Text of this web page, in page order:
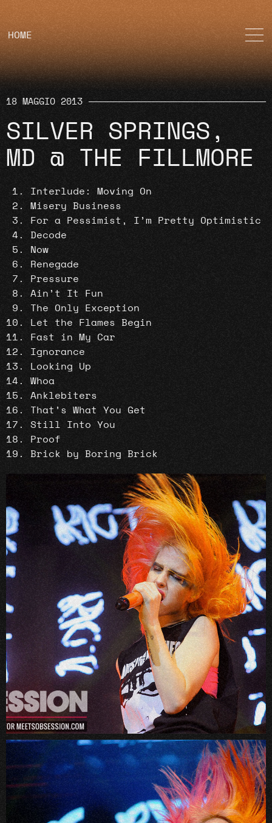
HOME
18 MAGGIO 2013
SILVER SPRINGS,
MD @ THE FILLMORE
Interlude: Moving On
Misery Business
For a Pessimist, I’m Pretty Optimistic
Decode
Now
Renegade
Pressure
Ain’t It Fun
The Only Exception
Let the Flames Begin
Fast in My Car
Ignorance
Looking Up
Whoa
Anklebiters
That’s What You Get
Still Into You
Proof
Brick by Boring Brick